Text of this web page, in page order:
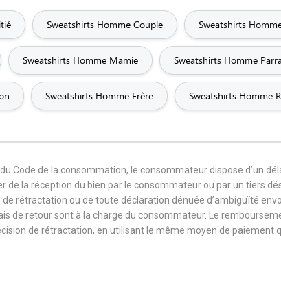
Sweatshirts Homme Couple Sweatshirts
Sweatshirts Homme Mamie Sweatshirts Homme
Sweatshirts Homme Frère Sweatshirts Homme
Code de la consommation, le consommateur dispose d’un
la réception du bien par le consommateur ou par un tiers
rétractation ou de toute déclaration dénuée d’ambiguïté
de retour sont à la charge du consommateur. Le
de rétractation, en utilisant le même moyen de paiement